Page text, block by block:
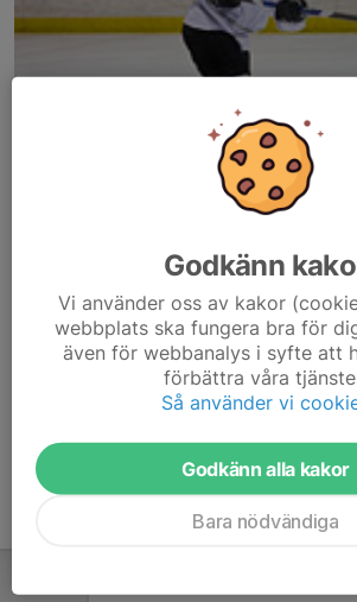
Här hamnar automatiskt de senaste
att kunna börja administrera hemsidan
höger.
Godkänn
Vi använder oss av kakor
webbplats ska fungera bra för
även för webbanalys i syfte att
förbättra våra
Så använder vi
Godkänn alla kakor
Bara nödvändiga